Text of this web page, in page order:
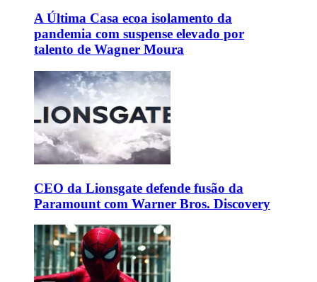
A Última Casa ecoa isolamento da
pandemia com suspense elevado por
talento de Wagner Moura
CEO da Lionsgate defende fusão da
Paramount com Warner Bros. Discovery